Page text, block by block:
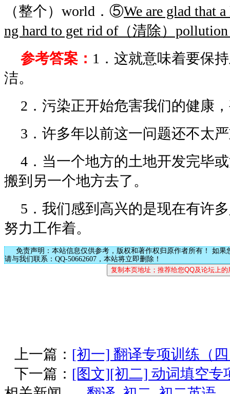
（整个）world．⑤We are glad that
ng hard to get rid of（清除）
参考答案： 1．这就意味着要保
洁。
2．污染正开始危害我们的健康
3．许多年以前这一问题还不太
4．当一个地方的土地开发完毕
搬到另一个地方去了。
5．我们感到高兴的是现在有许
努力工作着。
免责声明：本站信息仅供参考，版权和著作权归原作者所有！ 如果
请与我们联系：QQ-50662607，本站将立即删除！
上一篇： [初一] 翻译专项训练（
下一篇： [图文][初二] 动词填空专